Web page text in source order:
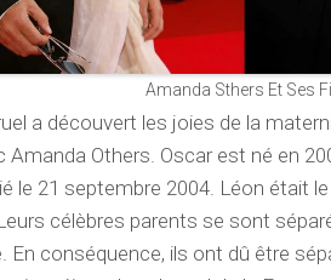
Amanda Sthers Et Ses
a découvert les joies de la
Amanda Others. Oscar est né en
le 21 septembre 2004. Léon était
célèbres parents se sont
En conséquence, ils ont dû être